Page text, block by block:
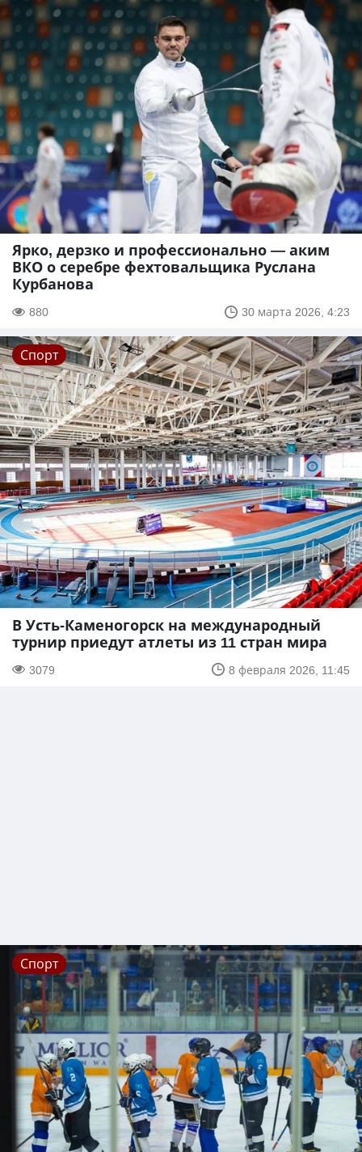
Ярко, дерзко и профессионально — аким
ВКО о серебре фехтовальщика Руслана
Курбанова
880 30 марта 2026, 4:23
Спорт
В Усть-Каменогорск на международный
турнир приедут атлеты из 11 стран мира
3079 8 февраля 2026, 11:45
Спорт